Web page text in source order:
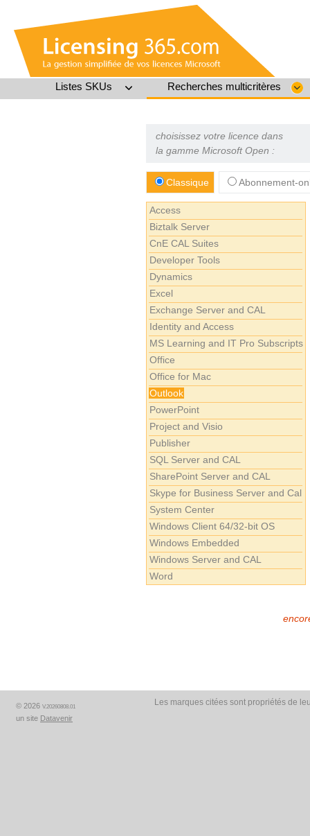
Listes SKUs Recherches multicritères
choisissez votre licence dans
la gamme Microsoft Open :
Classique Abonnement-
Access
Biztalk Server
CnE CAL Suites
Developer Tools
Dynamics
Excel
Exchange Server and CAL
Identity and Access
MS Learning and IT Pro Subscripts
Office
Office for Mac
Outlook
PowerPoint
Project and Visio
Publisher
SQL Server and CAL
SharePoint Server and CAL
Skype for Business Server and Cal
System Center
Windows Client 64/32-bit OS
Windows Embedded
Windows Server and CAL
Word
© 2026 V.20260808.01
un site Datavenir
Les marques citées sont propriétés de